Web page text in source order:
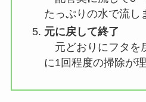
たっぷりの水で流し
元に戻して終了
元どおりにフタを
に1回程度の掃除が理